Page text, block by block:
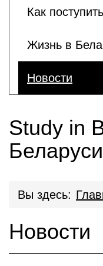
Как
Жизнь в
Новости
Study in
Беларуси
Вы здесь:
Новости